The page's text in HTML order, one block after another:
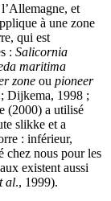
et
à une zone
qui est
: Salicornia
maritima
zone ou pioneer
Dijkema, 1998 ;
(2000) a utilisé
slikke et a
: inférieur,
chez nous pour les
existent aussi
al., 1999).